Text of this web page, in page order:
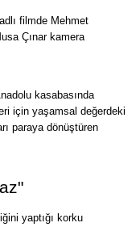
filmde Mehmet
Çınar kamera
kasabasında
için yaşamsal değerdeki
paraya dönüştüren
yaptığı korku